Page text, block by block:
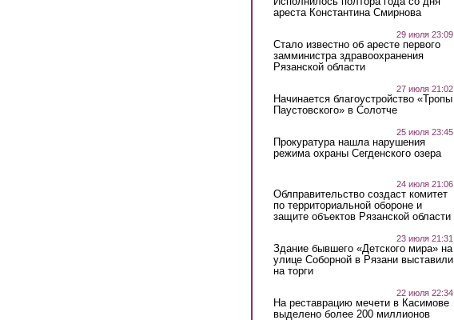
ареста Константина Смирнова
29 июля 23:09
Стало известно об аресте первого
замминистра здравоохранения
Рязанской области
27 июля 21:02
Начинается благоустройство «Тропы
Паустовского» в Солотче
25 июля 23:45
Прокуратура нашла нарушения
режима охраны Сегденского озера
24 июля 21:06
Облправительство создаст комитет
по территориальной обороне и
защите объектов Рязанской области
23 июля 21:31
Здание бывшего «Детского мира» на
улице Соборной в Рязани выставили
на торги
22 июля 22:34
На реставрацию мечети в Касимове
выделено более 200 миллионов